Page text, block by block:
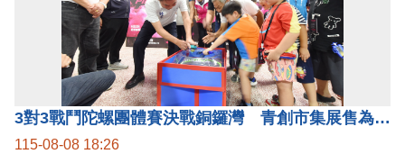
3對3戰鬥陀螺團體賽決戰銅鑼灣 青創市集展售為父親節增添繽紛
115-08-08 18:26